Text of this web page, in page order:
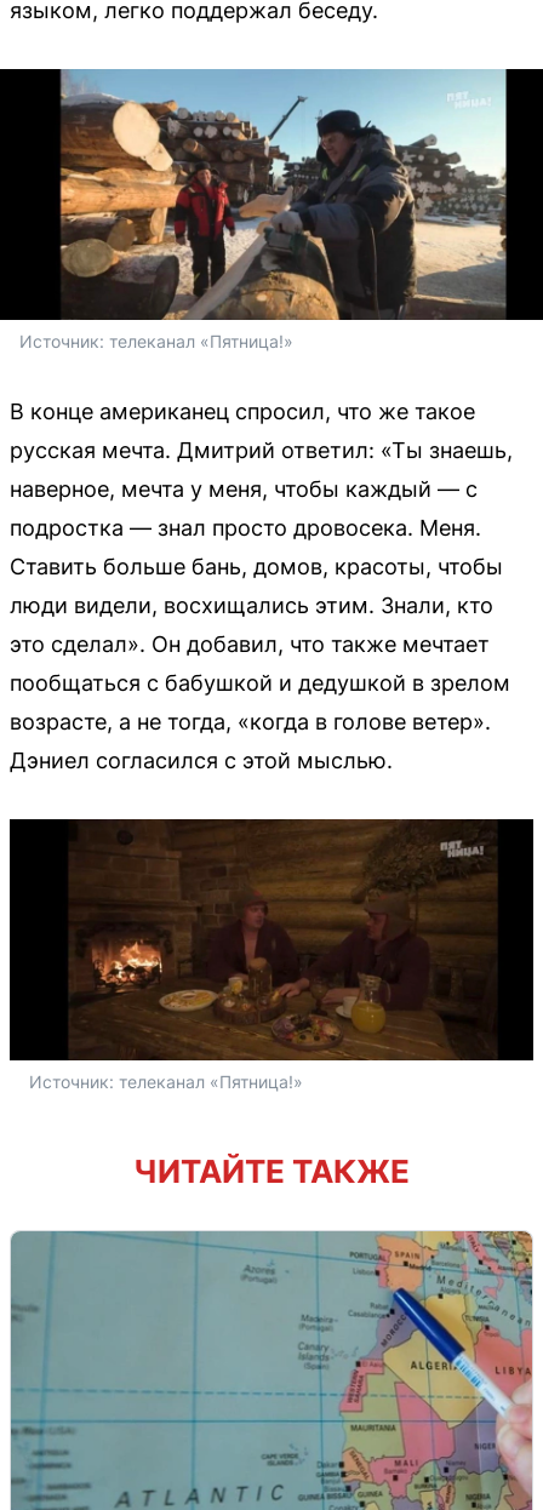
языком, легко поддержал беседу.
Источник: телеканал «Пятница!»
В конце американец спросил, что же такое
русская мечта. Дмитрий ответил: «Ты знаешь,
наверное, мечта у меня, чтобы каждый — с
подростка — знал просто дровосека. Меня.
Ставить больше бань, домов, красоты, чтобы
люди видели, восхищались этим. Знали, кто
это сделал». Он добавил, что также мечтает
пообщаться с бабушкой и дедушкой в зрелом
возрасте, а не тогда, «когда в голове ветер».
Дэниел согласился с этой мыслью.
Источник: телеканал «Пятница!»
ЧИТАЙТЕ ТАКЖЕ